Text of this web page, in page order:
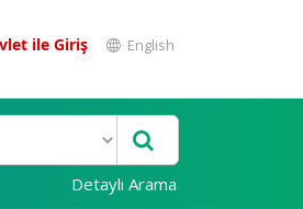
ile Giriş English
Detaylı Arama